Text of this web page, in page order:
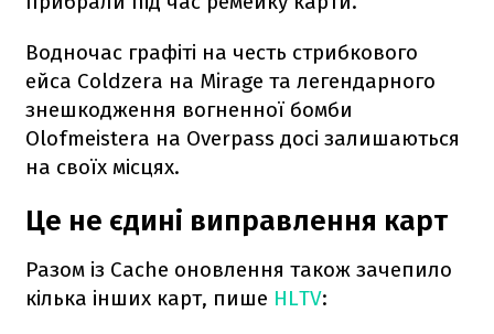
Водночас графіті на честь стрибкового
ейса Coldzera на Mirage та легендарного
знешкодження вогненної бомби
Olofmeistera на Overpass досі залишаються
на своїх місцях.
Це не єдині виправлення карт
Разом із Cache оновлення також зачепило
кілька інших карт, пише HLTV: